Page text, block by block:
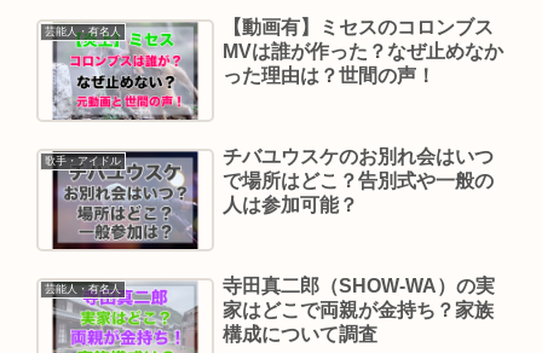
芸能人・有名人
【動画有】ミセスのコロンブス
MVは誰が作った？なぜ止めなか
った理由は？世間の声！
歌手・アイドル
チバユウスケのお別れ会はいつ
で場所はどこ？告別式や一般の
人は参加可能？
芸能人・有名人
寺田真二郎（SHOW-WA）の実
家はどこで両親が金持ち？家族
構成について調査